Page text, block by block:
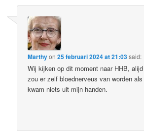
Marthyon25 februari 2024 at 21:03said:
Wij kijken op dit moment naar HHB,
zou er zelf bloednerveus van worden
kwam niets uit mijn handen.